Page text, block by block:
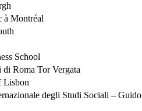
à Montréal
School
Roma Tor Vergata
Lisbon
degli Studi Sociali –